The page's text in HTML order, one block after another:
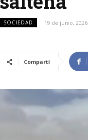
SOCIEDAD 19 de junio, 2026
Compartí